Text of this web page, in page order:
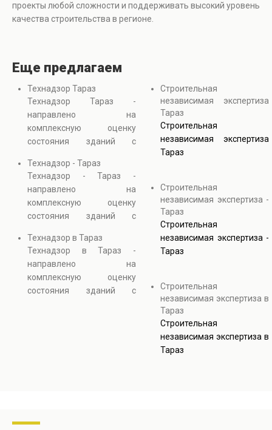
проекты любой сложности и поддерживать высокий уровень
качества строительства в регионе.
Еще предлагаем
Технадзор Тараз
Технадзор Тараз -
направлено на
комплексную оценку
состояния зданий с
визуальных и
инструментальных
методов контроля. В
процессе выполняется
оценка технического
состояния зданий,
выявляются скрытые
дефекты и анализируется
прочность конструкций.
Услуга необходима при
Технадзор - Тараз
Технадзор - Тараз -
направлено на
комплексную оценку
состояния зданий с
визуальных и
инструментальных
методов контроля. В
процессе выполняется
оценка технического
Технадзор в Тараз
Технадзор в Тараз -
направлено на
комплексную оценку
состояния зданий с
прочность конструкций.
Строительная
независимая экспертиза
Тараз
Строительная
независимая экспертиза
Тараз
Строительная
независимая экспертиза -
Тараз
Строительная
независимая экспертиза -
Тараз
Строительная
независимая экспертиза в
Тараз
Строительная
независимая экспертиза в
Тараз